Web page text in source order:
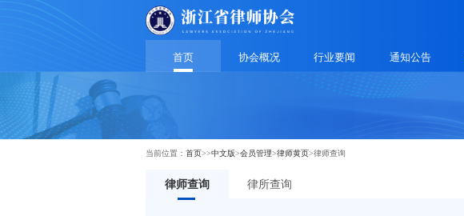
首页 协会概况 行业要闻 通知公告
当前位置： 首页>>中文版>会员管理>律师黄页>律师查询
律师查询 律所查询